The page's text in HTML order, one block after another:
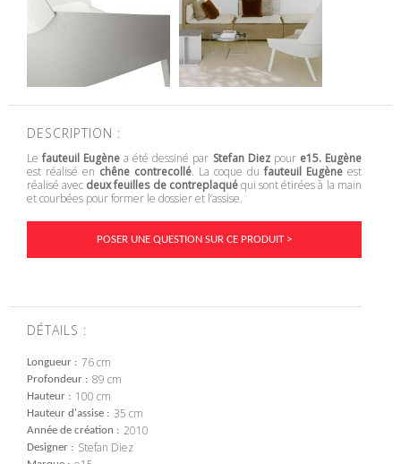
DESCRIPTION :
Lefauteuil Eugène a été dessiné par Stefan Diezpour e15. Eugène
est réalisé en chêne contrecollé. La coque dufauteuil Eugèneest
réalisé avec deux feuilles de contreplaquéqui sont étirées à la main
et courbées pour former le dossier et l’assise.
POSER UNE QUESTION SUR CE PRODUIT >
DÉTAILS :
Longueur 76 cm
Profondeur 89 cm
Hauteur 100 cm
Hauteur d'assise 35 cm
Année de création 2010
Designer Stefan Diez